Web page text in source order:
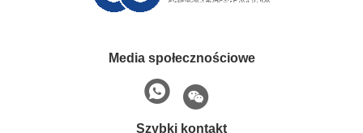
Media społecznościowe
Szybki kontakt